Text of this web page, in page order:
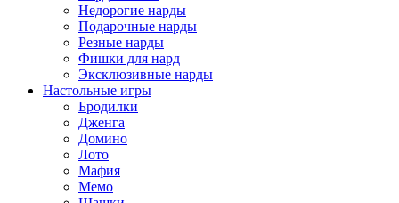
Недорогие нарды
Подарочные нарды
Резные нарды
Фишки для нард
Эксклюзивные нарды
Настольные игры
Бродилки
Дженга
Домино
Лото
Мафия
Мемо